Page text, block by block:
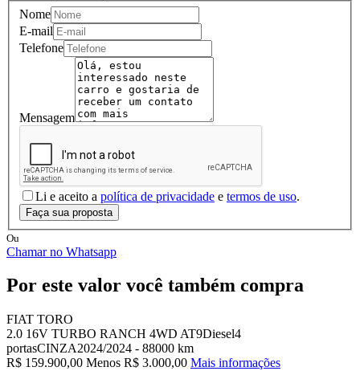
Nome
E-mail
Telefone
Mensagem
Li e aceito a política de privacidade e termos de uso.
Faça sua proposta
Ou
Chamar no Whatsapp
Por este valor você também compra
FIAT TORO
2.0 16V TURBO RANCH 4WD AT9Diesel4
portasCINZA2024/2024 - 88000 km
R$ 159.900,00 Menos R$ 3.000,00 Mais informações